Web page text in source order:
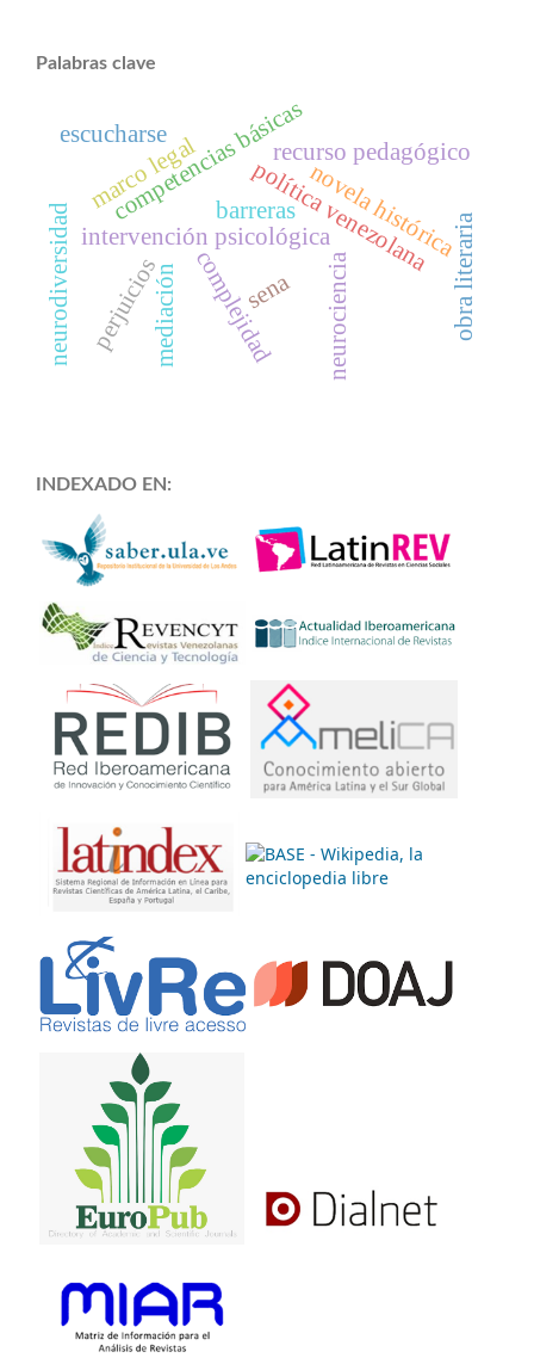
Palabras clave
intervención psicológicapolítica venezolana
neurodiversidad
competencias básicas
neurociencia
mediación
recurso pedagógico
novela histórica
obra literaria
complejidad
sena
marco legal barreras
escucharse
perjuicios
INDEXADO EN: